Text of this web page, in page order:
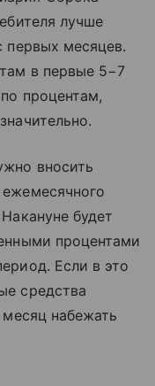
лучше
первых месяцев.
в первые 5−7
процентам,
вносить
будет
процентами
Если в это
средства
набежать